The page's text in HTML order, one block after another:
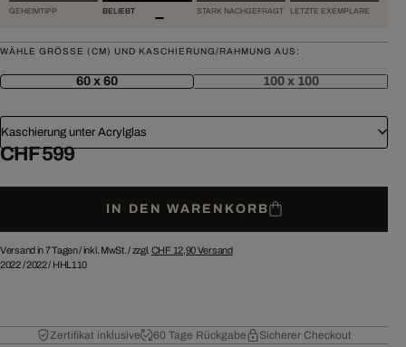
GEHEIMTIPP BELIEBT STARK NACHGEFRAGT LETZTE EXEMPLARE
WÄHLE GRÖSSE (CM) UND KASCHIERUNG/RAHMUNG AUS:
60 x 60 100 x 100
Kaschierung unter Acrylglas
CHF 599
IN DEN WARENKORB
Versand in 7 Tagen /inkl. MwSt. / zzgl. CHF 12,90Versand
2022/2022/ HHL110
Zertifikat inklusive 60 Tage Rückgabe Sicherer Checkout